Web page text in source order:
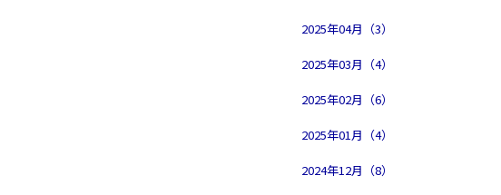
2025年04月（3）
2025年03月（4）
2025年02月（6）
2025年01月（4）
2024年12月（8）